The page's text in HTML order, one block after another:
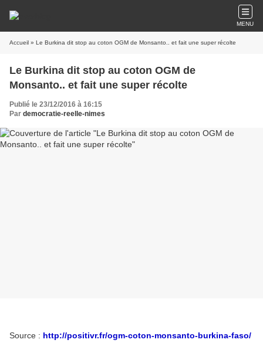
MENU
Accueil » Le Burkina dit stop au coton OGM de Monsanto.. et fait une super récolte
Le Burkina dit stop au coton OGM de
Monsanto.. et fait une super récolte
Publié le 23/12/2016 à 16:15
Par democratie-reelle-nimes
Source : http://positivr.fr/ogm-coton-monsanto-burkina-faso/